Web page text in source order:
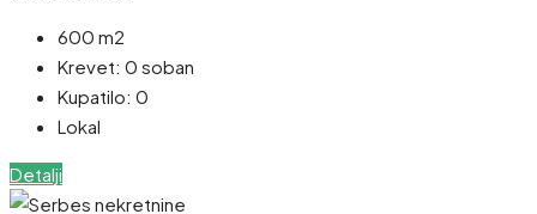
600 m2
Krevet: 0 soban
Kupatilo: 0
Lokal
Detalji